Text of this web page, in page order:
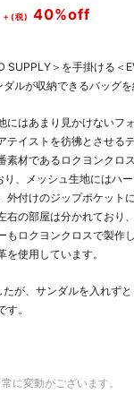
＋(税) 40%off
＞を手掛ける＜
ルが収納できるバッグを
にはあまり見かけないフ
テイストを彷彿とさせる
素材であるロクヨンクロ
、メッシュ生地にはハ
外付けのジップポケット
右の部屋は分かれており
もロクヨンクロスで製作
使用しています。
が、サンダルを入れず
。
に変動がございます。